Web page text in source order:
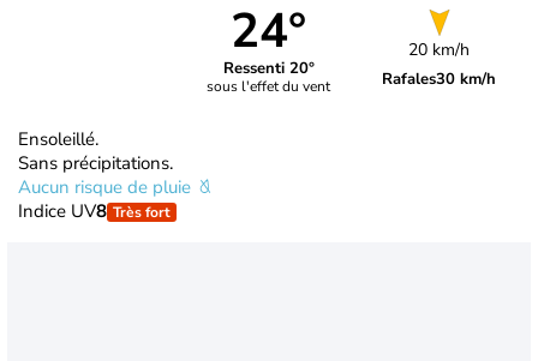
24°
Ressenti 20°
sous l'effet du vent
20 km/h
Rafales30 km/h
Ensoleillé.
Sans précipitations.
Aucun risque de pluie
Indice UV8 Très fort